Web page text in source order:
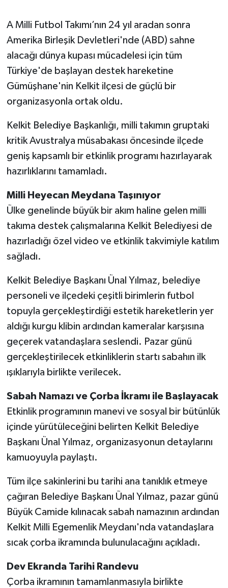
A Milli Futbol Takımı’nın 24 yıl aradan sonra
Amerika Birleşik Devletleri'nde (ABD) sahne
alacağı dünya kupası mücadelesi için tüm
Türkiye'de başlayan destek hareketine
Gümüşhane'nin Kelkit ilçesi de güçlü bir
organizasyonla ortak oldu.
Kelkit Belediye Başkanlığı, milli takımın gruptaki
kritik Avustralya müsabakası öncesinde ilçede
geniş kapsamlı bir etkinlik programı hazırlayarak
hazırlıklarını tamamladı.
Milli Heyecan Meydana Taşınıyor
Ülke genelinde büyük bir akım haline gelen milli
takıma destek çalışmalarına Kelkit Belediyesi de
hazırladığı özel video ve etkinlik takvimiyle katılım
sağladı.
Kelkit Belediye Başkanı Ünal Yılmaz, belediye
personeli ve ilçedeki çeşitli birimlerin futbol
topuyla gerçekleştirdiği estetik hareketlerin yer
aldığı kurgu klibin ardından kameralar karşısına
geçerek vatandaşlara seslendi. Pazar günü
gerçekleştirilecek etkinliklerin startı sabahın ilk
ışıklarıyla birlikte verilecek.
Sabah Namazı ve Çorba İkramı ile Başlayacak
Etkinlik programının manevi ve sosyal bir bütünlük
içinde yürütüleceğini belirten Kelkit Belediye
Başkanı Ünal Yılmaz, organizasyonun detaylarını
kamuoyuyla paylaştı.
Tüm ilçe sakinlerini bu tarihi ana tanıklık etmeye
çağıran Belediye Başkanı Ünal Yılmaz, pazar günü
Büyük Camide kılınacak sabah namazının ardından
Kelkit Milli Egemenlik Meydanı'nda vatandaşlara
sıcak çorba ikramında bulunulacağını açıkladı.
Dev Ekranda Tarihi Randevu
Çorba ikramının tamamlanmasıyla birlikte